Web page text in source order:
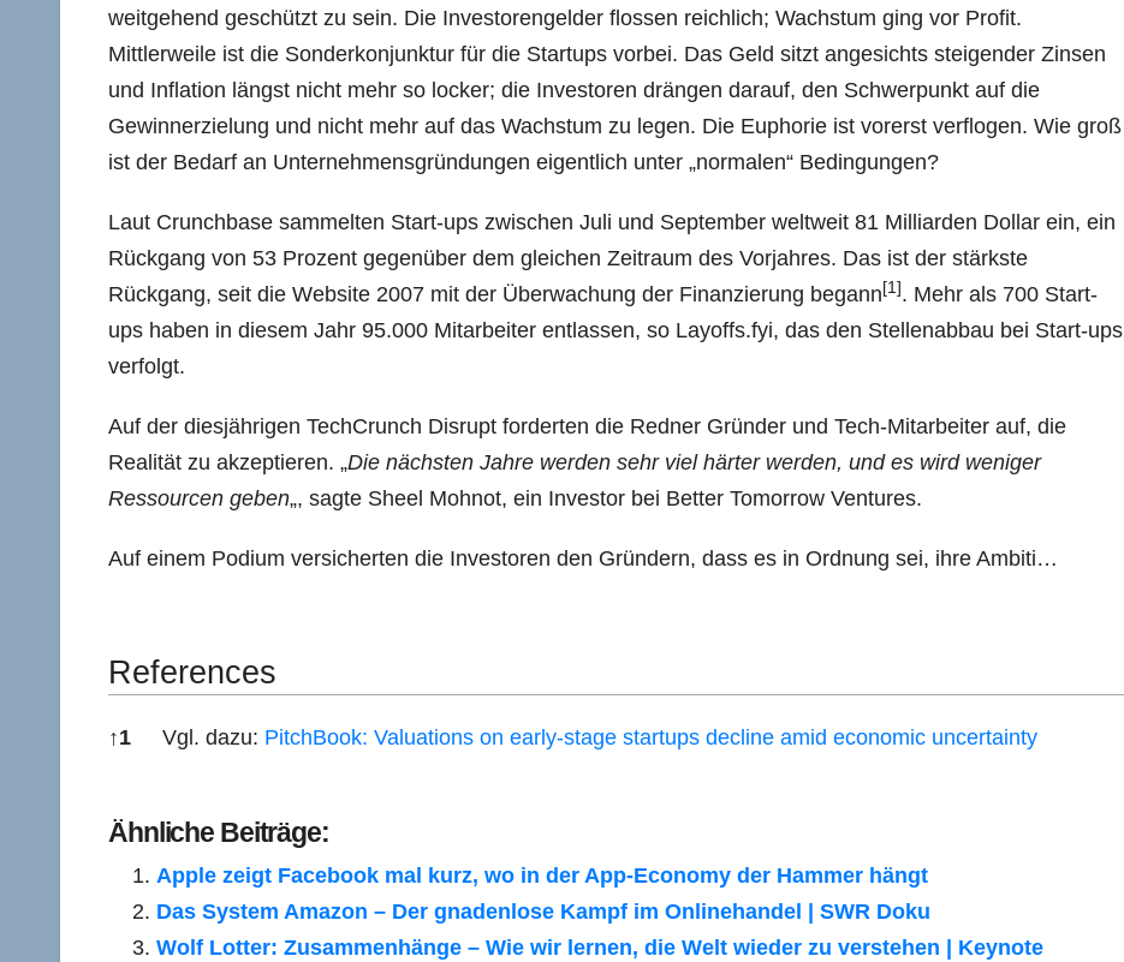
weitgehend geschützt zu sein. Die Investorengelder flossen reichlich; Wachstum ging vor Profit.
Mittlerweile ist die Sonderkonjunktur für die Startups vorbei. Das Geld sitzt angesichts steigender Zinsen
und Inflation längst nicht mehr so locker; die Investoren drängen darauf, den Schwerpunkt auf die
Gewinnerzielung und nicht mehr auf das Wachstum zu legen. Die Euphorie ist vorerst verflogen. Wie groß
ist der Bedarf an Unternehmensgründungen eigentlich unter „normalen“ Bedingungen?
Laut Crunchbase sammelten Start-ups zwischen Juli und September weltweit 81 Milliarden Dollar ein, ein
Rückgang von 53 Prozent gegenüber dem gleichen Zeitraum des Vorjahres. Das ist der stärkste
Rückgang, seit die Website 2007 mit der Überwachung der Finanzierung begann [1] . Mehr als 700 Start-
ups haben in diesem Jahr 95.000 Mitarbeiter entlassen, so Layoffs.fyi, das den Stellenabbau bei Start-ups
verfolgt.
Auf der diesjährigen TechCrunch Disrupt forderten die Redner Gründer und Tech-Mitarbeiter auf, die
Realität zu akzeptieren. „Die nächsten Jahre werden sehr viel härter werden, und es wird weniger
Ressourcen geben„, sagte Sheel Mohnot, ein Investor bei Better Tomorrow Ventures.
Auf einem Podium versicherten die Investoren den Gründern, dass es in Ordnung sei, ihre Ambiti…
References
↑1 Vgl. dazu: PitchBook: Valuations on early-stage startups decline amid economic uncertainty
Ähnliche Beiträge:
Apple zeigt Facebook mal kurz, wo in der App-Economy der Hammer hängt
Das System Amazon – Der gnadenlose Kampf im Onlinehandel | SWR Doku
Wolf Lotter: Zusammenhänge – Wie wir lernen, die Welt wieder zu verstehen | Keynote